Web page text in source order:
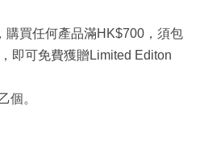
買任何產品滿HK$700，須包
即可免費獲贈Limited Editon
個。